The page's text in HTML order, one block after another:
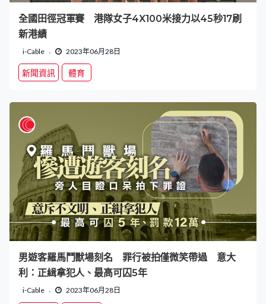
全國田徑冠軍賽 港隊女子4X100米接力以45秒17刷
新港績
i-Cable 2023年06月28日
新聞資訊 體育
男遊客羅馬鬥獸場刻名 罪行被拍僅微笑帶過 意大
利：正緝拿犯人、最高可囚5年
i-Cable 2023年06月28日